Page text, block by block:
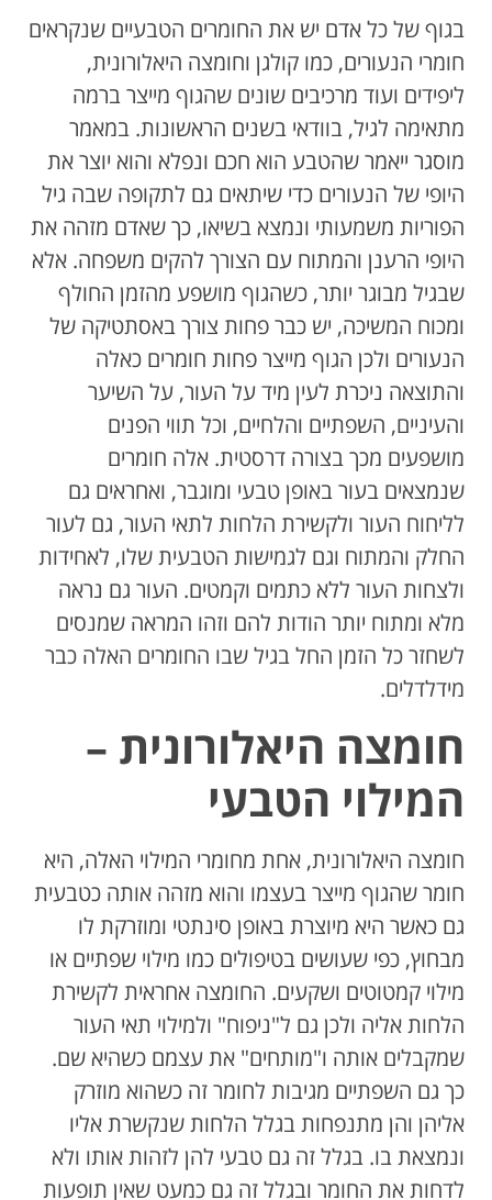
בגוף של כל אדם יש את החומרים הטבעיים שנקראים
חומרי הנעורים, כמו קולגן וחומצה היאלורונית,
ליפידים ועוד מרכיבים שונים שהגוף מייצר ברמה
מתאימה לגיל, בוודאי בשנים הראשונות. במאמר
מוסגר ייאמר שהטבע הוא חכם ונפלא והוא יוצר את
היופי של הנעורים כדי שיתאים גם לתקופה שבה גיל
הפוריות משמעותי ונמצא בשיאו, כך שאדם מזהה את
היופי הרענן והמתוח עם הצורך להקים משפחה. אלא
שבגיל מבוגר יותר, כשהגוף מושפע מהזמן החולף
ומכוח המשיכה, יש כבר פחות צורך באסתטיקה של
הנעורים ולכן הגוף מייצר פחות חומרים כאלה
והתוצאה ניכרת לעין מיד על העור, על השיער
והעיניים, השפתיים והלחיים, וכל תווי הפנים
מושפעים מכך בצורה דרסטית. אלה חומרים
שנמצאים בעור באופן טבעי ומוגבר, ואחראים גם
לליחוח העור ולקשירת הלחות לתאי העור, גם לעור
החלק והמתוח וגם לגמישות הטבעית שלו, לאחידות
ולצחות העור ללא כתמים וקמטים. העור גם נראה
מלא ומתוח יותר הודות להם וזהו המראה שמנסים
לשחזר כל הזמן החל בגיל שבו החומרים האלה כבר
מידלדלים.
חומצה היאלורונית –
המילוי הטבעי
חומצה היאלורונית, אחת מחומרי המילוי האלה, היא
חומר שהגוף מייצר בעצמו והוא מזהה אותה כטבעית
גם כאשר היא מיוצרת באופן סינתטי ומוזרקת לו
מבחוץ, כפי שעושים בטיפולים כמו מילוי שפתיים או
מילוי קמטוטים ושקעים. החומצה אחראית לקשירת
הלחות אליה ולכן גם ל"ניפוח" ולמילוי תאי העור
שמקבלים אותה ו"מותחים" את עצמם כשהיא שם.
כך גם השפתיים מגיבות לחומר זה כשהוא מוזרק
אליהן והן מתנפחות בגלל הלחות שנקשרת אליו
ונמצאת בו. בגלל זה גם טבעי להן לזהות אותו ולא
לדחות את החומר ובגלל זה גם כמעט שאין תופעות